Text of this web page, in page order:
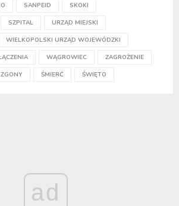
SANPEID SKOKI
SZPITAL URZĄD MIEJSKI
WIELKOPOLSKI URZĄD WOJEWÓDZKI
WĄGROWIEC ZAGROŻENIE
ZGONY ŚMIERĆ ŚWIĘTO
ad